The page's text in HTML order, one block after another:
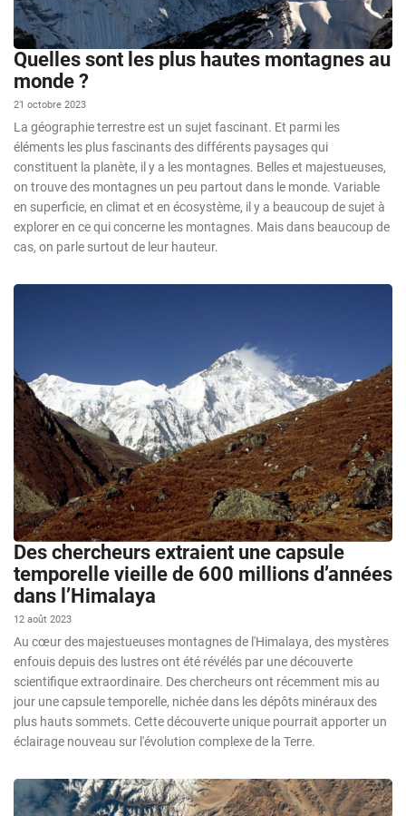
Quelles sont les plus hautes montagnes au
monde ?
21 octobre 2023
La géographie terrestre est un sujet fascinant. Et parmi les
éléments les plus fascinants des différents paysages qui
constituent la planète, il y a les montagnes. Belles et majestueuses,
on trouve des montagnes un peu partout dans le monde. Variable
en superficie, en climat et en écosystème, il y a beaucoup de sujet à
explorer en ce qui concerne les montagnes. Mais dans beaucoup de
cas, on parle surtout de leur hauteur.
Des chercheurs extraient une capsule
temporelle vieille de 600 millions d’années
dans l’Himalaya
12 août 2023
Au cœur des majestueuses montagnes de l'Himalaya, des mystères
enfouis depuis des lustres ont été révélés par une découverte
scientifique extraordinaire. Des chercheurs ont récemment mis au
jour une capsule temporelle, nichée dans les dépôts minéraux des
plus hauts sommets. Cette découverte unique pourrait apporter un
éclairage nouveau sur l'évolution complexe de la Terre.